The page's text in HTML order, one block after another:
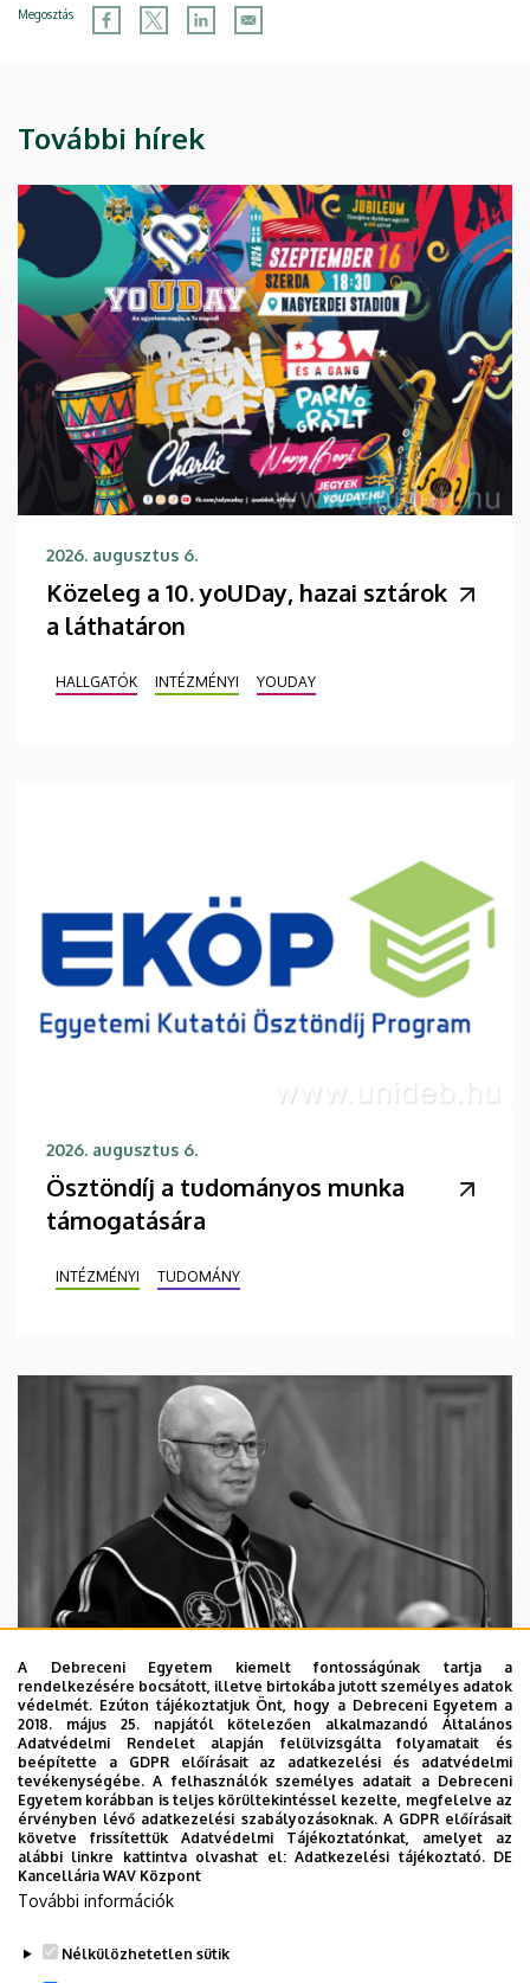
Megosztás
További hírek
2026. augusztus 6.
Közeleg a 10. yoUDay, hazai sztárok
a láthatáron
HALLGATÓK INTÉZMÉNYI YOUDAY
2026. augusztus 6.
Ösztöndíj a tudományos munka
támogatására
INTÉZMÉNYI TUDOMÁNY
2026. augusztus 5.
Díszdoktorát gyászolja a Debreceni
Egyetem
INTÉZMÉNYI TTK TUDOMÁNY
A Debreceni Egyetem kiemelt fontosságúnak tartja a
rendelkezésére bocsátott, illetve birtokába jutott személyes adatok
védelmét. Ezúton tájékoztatjuk Önt, hogy a Debreceni Egyetem a
2018. május 25. napjától kötelezően alkalmazandó Általános
Adatvédelmi Rendelet alapján felülvizsgálta folyamatait és
beépítette a GDPR előírásait az adatkezelési és adatvédelmi
tevékenységébe. A felhasználók személyes adatait a Debreceni
Egyetem korábban is teljes körültekintéssel kezelte, megfelelve az
érvényben lévő adatkezelési szabályozásoknak. A GDPR előírásait
követve frissítettük Adatvédelmi Tájékoztatónkat, amelyet az
alábbi linkre kattintva olvashat el:Adatkezelési tájékoztató. DE
Kancellária WAV Központ
További információk
Nélkülözhetetlen sütik